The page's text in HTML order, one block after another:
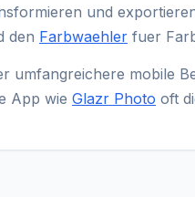
und
den Farbwaehler fuer
umfangreichere mobile
App wie Glazr Photo oft